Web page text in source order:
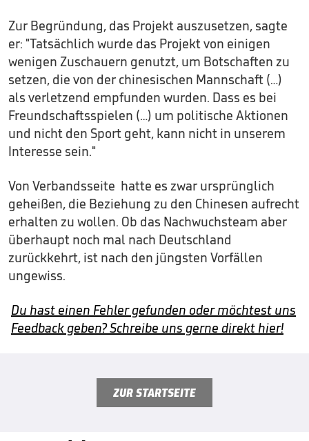
Zur Begründung, das Projekt auszusetzen, sagte
er: "Tatsächlich wurde das Projekt von einigen
wenigen Zuschauern genutzt, um Botschaften zu
setzen, die von der chinesischen Mannschaft (…)
als verletzend empfunden wurden. Dass es bei
Freundschaftsspielen (…) um politische Aktionen
und nicht den Sport geht, kann nicht in unserem
Interesse sein."
Von Verbandsseite hatte es zwar ursprünglich
geheißen, die Beziehung zu den Chinesen aufrecht
erhalten zu wollen. Ob das Nachwuchsteam aber
überhaupt noch mal nach Deutschland
zurückkehrt, ist nach den jüngsten Vorfällen
ungewiss.
Du hast einen Fehler gefunden oder möchtest uns
Feedback geben? Schreibe uns gerne direkt hier!
ZUR STARTSEITE